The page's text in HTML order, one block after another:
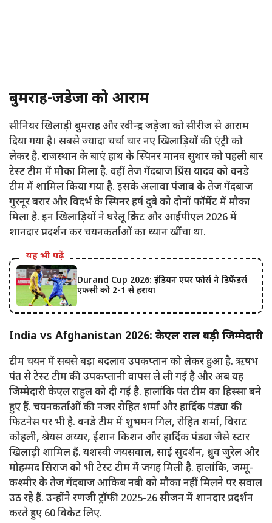
बुमराह-जडेजा को आराम
सीनियर खिलाड़ी बुमराह और रवीन्द्र जड़ेजा को सीरीज से आराम
दिया गया है। सबसे ज्यादा चर्चा चार नए खिलाड़ियों की एंट्री को
लेकर है. राजस्थान के बाएं हाथ के स्पिनर मानव सुथार को पहली बार
टेस्ट टीम में मौका मिला है. वहीं तेज गेंदबाज प्रिंस यादव को वनडे
टीम में शामिल किया गया है. इसके अलावा पंजाब के तेज गेंदबाज
गुरनूर बरार और विदर्भ के स्पिनर हर्ष दुबे को दोनों फॉर्मेट में मौका
मिला है. इन खिलाड़ियों ने घरेलू क्रिकेट और आईपीएल 2026 में
शानदार प्रदर्शन कर चयनकर्ताओं का ध्यान खींचा था.
यह भी पढ़ें
Durand Cup 2026: इंडियन एयर फोर्स ने डिफेंडर्स
एफसी को 2-1 से हराया
India vs Afghanistan 2026: केएल राहुल बड़ी जिम्मेदारी
टीम चयन में सबसे बड़ा बदलाव उपकप्तान को लेकर हुआ है. ऋषभ
पंत से टेस्ट टीम की उपकप्तानी वापस ले ली गई है और अब यह
जिम्मेदारी केएल राहुल को दी गई है. हालांकि पंत टीम का हिस्सा बने
हुए हैं. चयनकर्ताओं की नजर रोहित शर्मा और हार्दिक पंड्या की
फिटनेस पर भी है. वनडे टीम में शुभमन गिल, रोहित शर्मा, विराट
कोहली, श्रेयस अय्यर, ईशान किशन और हार्दिक पंड्या जैसे स्टार
खिलाड़ी शामिल हैं. यशस्वी जयसवाल, साई सुदर्शन, ध्रुव जुरेल और
मोहम्मद सिराज को भी टेस्ट टीम में जगह मिली है. हालांकि, जम्मू-
कश्मीर के तेज गेंदबाज आकिब नबी को मौका नहीं मिलने पर सवाल
उठ रहे हैं. उन्होंने रणजी ट्रॉफी 2025-26 सीजन में शानदार प्रदर्शन
करते हुए 60 विकेट लिए.